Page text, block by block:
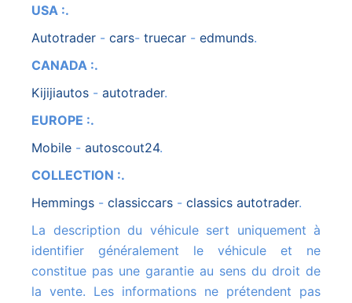
USA :.
autotrader - cars- truecar - edmunds.
CANADA :.
kijijiautos - autotrader.
EUROPE :.
mobile - autoscout24.
COLLECTION :.
hemmings - classiccars - classics autotrader.
La description du véhicule sert uniquement à
identifier généralement le véhicule et ne
constitue pas une garantie au sens du droit de
la vente. Les informations ne prétendent pas